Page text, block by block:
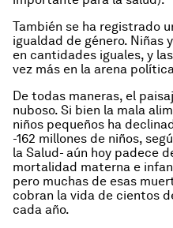
También se ha registrado
igualdad de género. Niñas
en cantidades iguales, y
vez más en la arena
De todas maneras, el
nuboso. Si bien la mala
niños pequeños ha
-162 millones de niños,
la Salud- aún hoy padece
mortalidad materna e
pero muchas de esas
cobran la vida de cientos
cada año.